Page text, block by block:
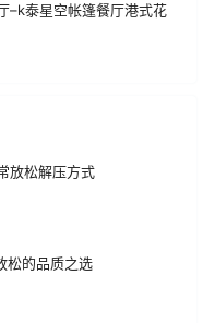
–k泰星空帐篷餐厅港式花
放松解压方式
松的品质之选